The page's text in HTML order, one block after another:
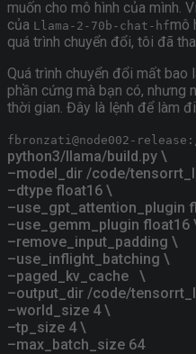
muốn cho mô hình của mình.
của Llama-2-70b-chat-hfmô
quá trình chuyển đổi, tôi đã
Quá trình chuyển đổi mất bao
phần cứng mà bạn có, nhưng
thời gian. Đây là lệnh để làm
fbronzati@node002-
python3/llama/build.py \
–model_dir /code/
–dtype float16 \
–use_gpt_attention_plugin
–use_gemm_plugin float16
–remove_input_padding \
–use_inflight_batching \
–paged_kv_cache
\
–output_dir /code/
–world_size 4 \
–tp_size 4 \
–max_batch_size 64